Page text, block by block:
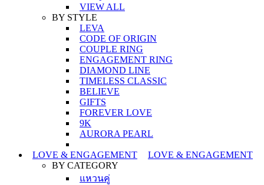
VIEW ALL
BY STYLE
LEVA
CODE OF ORIGIN
COUPLE RING
ENGAGEMENT RING
DIAMOND LINE
TIMELESS CLASSIC
BELIEVE
GIFTS
FOREVER LOVE
9K
AURORA PEARL
LOVE & ENGAGEMENT
LOVE & ENGAGEMENT
BY CATEGORY
แหวนคู่